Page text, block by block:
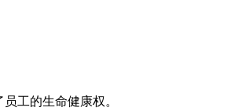
工的生命健康权。